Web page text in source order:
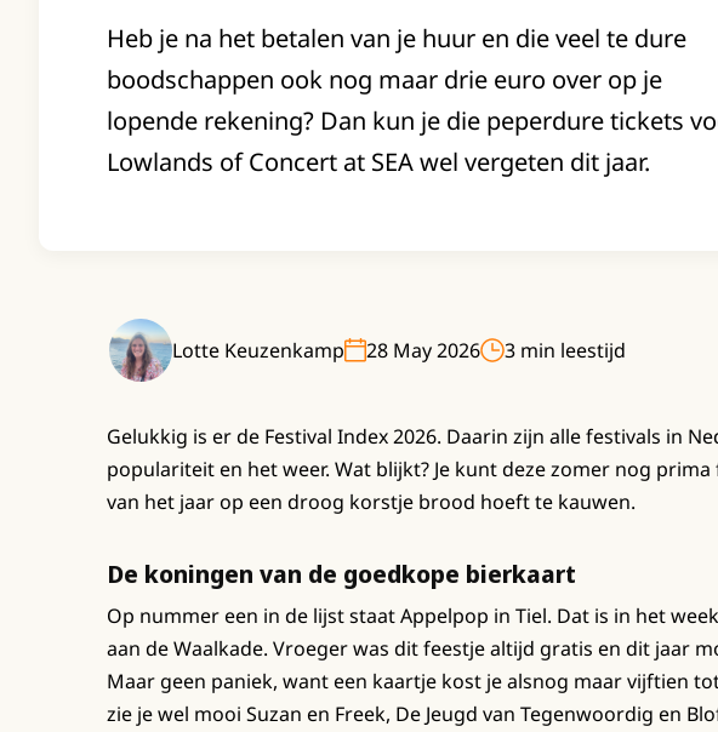
Heb je na het betalen van je huur en die veel te dure
boodschappen ook nog maar drie euro over op je
lopende rekening? Dan kun je die peperdure tickets
Lowlands of Concert at SEA wel vergeten dit jaar.
Lotte Keuzenkamp 28 May 2026 3 min leestijd
Gelukkig is er de Festival Index 2026. Daarin zijn alle festivals in
populariteit en het weer. Wat blijkt? Je kunt deze zomer nog
van het jaar op een droog korstje brood hoeft te kauwen.
De koningen van de goedkope bierkaart
Op nummer een in de lijst staat Appelpop in Tiel. Dat is in het
aan de Waalkade. Vroeger was dit feestje altijd gratis en dit jaar
Maar geen paniek, want een kaartje kost je alsnog maar vijftien
zie je wel mooi Suzan en Freek, De Jeugd van Tegenwoordig en